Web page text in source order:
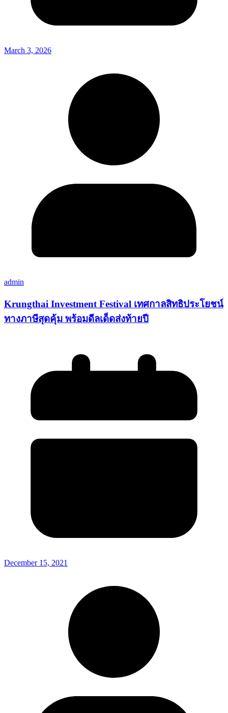
March 3, 2026
admin
Krungthai Investment Festival เทศกาลสิทธิประโยชน์
ทางภาษีสุดคุ้ม พร้อมดีลเด็ดส่งท้ายปี
December 15, 2021